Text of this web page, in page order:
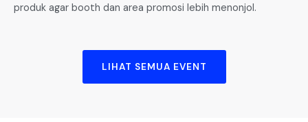
produk agar booth dan area promosi lebih menonjol.
LIHAT SEMUA EVENT